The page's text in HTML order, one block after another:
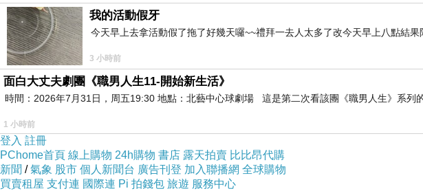
我的活動假牙
今天早上去拿活動假了拖了好幾天囉~~禮拜一去人太多了改今天早上八點結
3 小時前
面白大丈夫劇團《職男人生11-開始新生活》
時間：2026年7月31日，周五19:30 地點：北藝中心球劇場 這是第二次看該團《職男人生》系列
1 小時前
登入 註冊
PChome首頁 線上購物 24h購物 書店 露天拍賣 比比昂代購
新聞 /氣象 股市 個人新聞台 廣告刊登 加入聯播網 全球購物
買賣租屋 支付連 國際連 Pi 拍錢包 旅遊 服務中心